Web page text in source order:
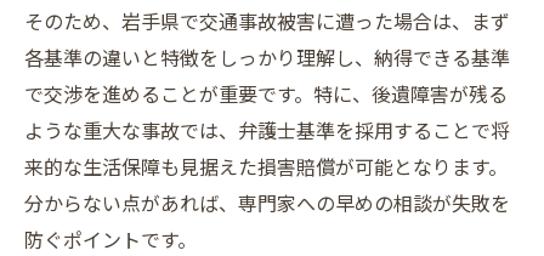
そのため、岩手県で交通事故被害に遭った場合は、まず
各基準の違いと特徴をしっかり理解し、納得できる基準
で交渉を進めることが重要です。特に、後遺障害が残る
ような重大な事故では、弁護士基準を採用することで将
来的な生活保障も見据えた損害賠償が可能となります。
分からない点があれば、専門家への早めの相談が失敗を
防ぐポイントです。